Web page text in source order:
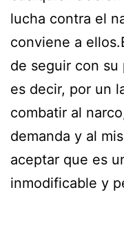
lucha contra el
conviene a
de seguir con
es decir, por un
combatir al
demanda y al
aceptar que es
inmodificable y